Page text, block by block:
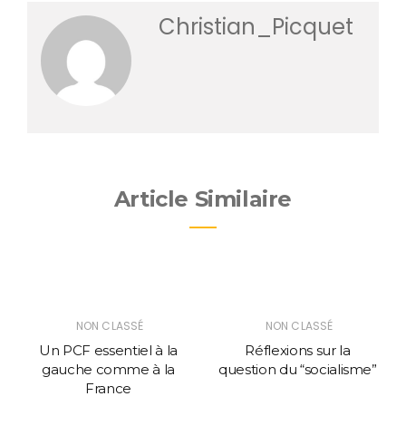
Christian_Picquet
Article Similaire
NON CLASSÉ
Un PCF essentiel à la
gauche comme à la
France
NON CLASSÉ
Réflexions sur la
question du “socialisme”